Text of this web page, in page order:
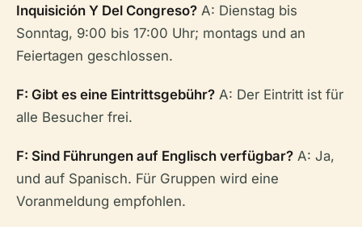
Inquisición Y Del Congreso? A: Dienstag bis
Sonntag, 9:00 bis 17:00 Uhr; montags und an
Feiertagen geschlossen.
F: Gibt es eine Eintrittsgebühr? A: Der Eintritt ist für
alle Besucher frei.
F: Sind Führungen auf Englisch verfügbar? A: Ja,
und auf Spanisch. Für Gruppen wird eine
Voranmeldung empfohlen.